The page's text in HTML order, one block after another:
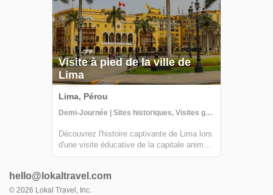
Visite à pied de la ville de
Lima
Lima, Pérou
Demi-Journée | Sites historiques, Visites guidées
Découvrez l'histoire captivante de Lima lors
d'une visite éducative de la capitale animée
du Pérou. Accompagné d'un guide
charmant dédale du centre historique de
Lima, admirant le magnifique Palais
hello@lokaltravel.com
© 2026 Lokal Travel, Inc.